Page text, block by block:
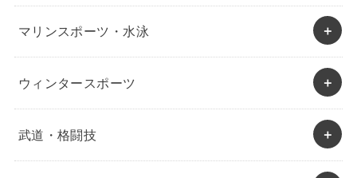
マリンスポーツ・水泳
ウィンタースポーツ
武道・格闘技